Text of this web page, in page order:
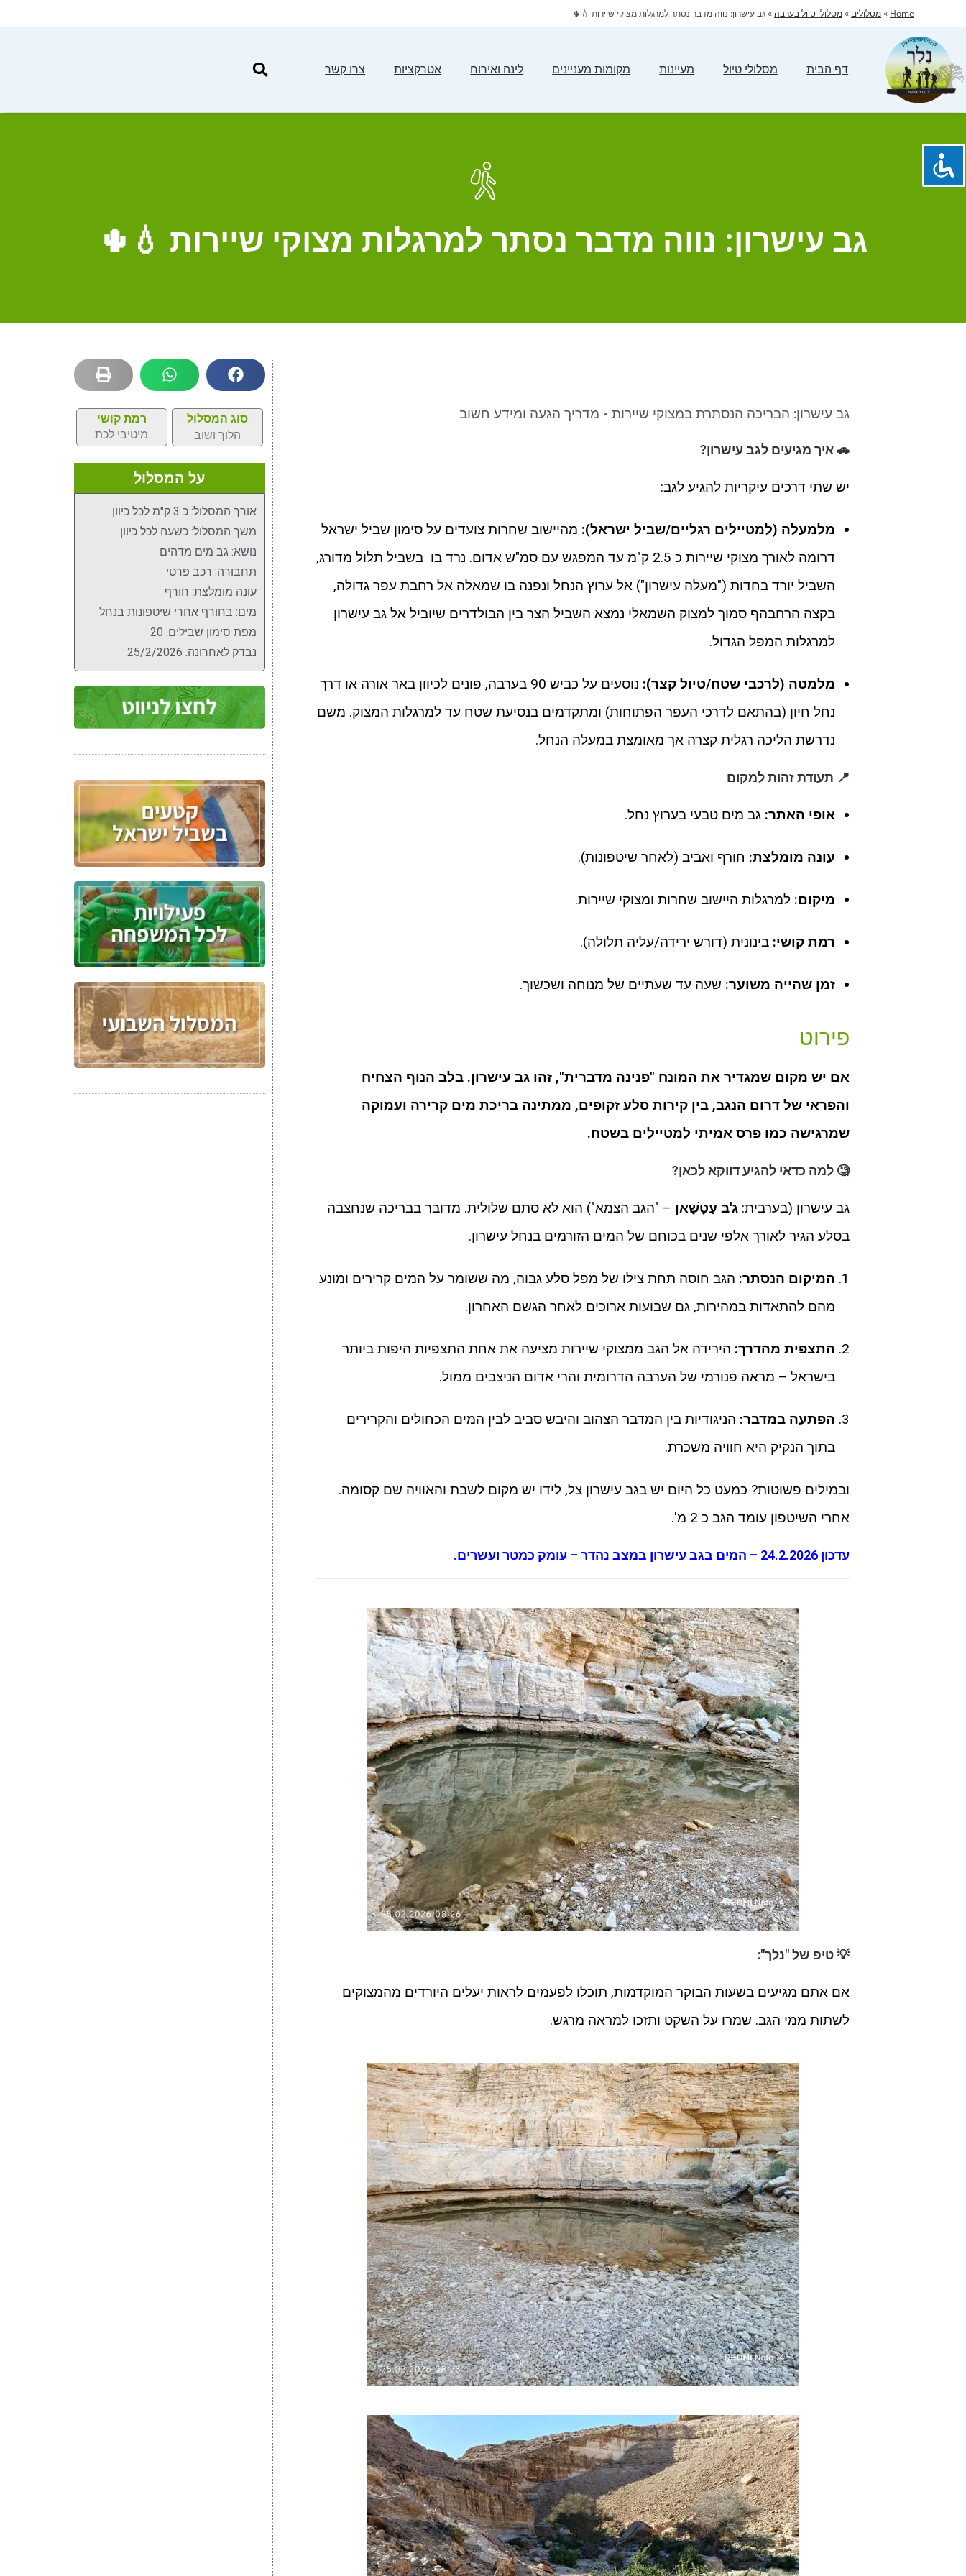
Home
»מסלולים »מסלולי טיול בערבה »גב עישרון: נווה מדבר נסתר למרגלות מצוקי שיירות 💧🌵
דף הבית מסלולי טיול מעיינות מקומות מעניינים לינה ואירוח אטרקציות צרו קשר
גב עישרון: נווה מדבר נסתר למרגלות מצוקי שיירות 💧🌵
גב עישרון: הבריכה הנסתרת במצוקי שיירות - מדריך הגעה ומידע חשוב
🚗 איך מגיעים לגב עישרון?
יש שתי דרכים עיקריות להגיע לגב:
מלמעלה (למטיילים רגליים/שביל ישראל): מהיישוב שחרות צועדים על סימון שביל ישראל
דרומה לאורך מצוקי שיירות כ 2.5 ק"מ עד המפגש עם סמ"ש אדום. נרד בו בשביל תלול מדורג,
השביל יורד בחדות ("מעלה עישרון") אל ערוץ הנחל ונפנה בו שמאלה אל רחבת עפר גדולה,
בקצה הרחבהף סמוך למצוק השמאלי נמצא השביל הצר בין הבולדרים שיוביל אל גב עישרון
למרגלות המפל הגדול.
מלמטה (לרכבי שטח/טיול קצר):
נוסעים על כביש 90 בערבה, פונים לכיוון באר אורה או דרך
נחל חיון (בהתאם לדרכי העפר הפתוחות) ומתקדמים בנסיעת שטח עד למרגלות המצוק. משם
נדרשת הליכה רגלית קצרה אך מאומצת במעלה הנחל.
📍 תעודת זהות למקום
אופי האתר: גב מים טבעי בערוץ נחל.
עונה מומלצת: חורף ואביב (לאחר שיטפונות).
מיקום: למרגלות היישוב שחרות ומצוקי שיירות.
רמת קושי: בינונית (דורש ירידה/עליה תלולה).
זמן שהייה משוער: שעה עד שעתיים של מנוחה ושכשוך.
פירוט
אם יש מקום שמגדיר את המונח "פנינה מדברית", זהו גב עישרון. בלב הנוף הצחיח
והפראי של דרום הנגב, בין קירות סלע זקופים, ממתינה בריכת מים קרירה ועמוקה
שמרגישה כמו פרס אמיתי למטיילים בשטח.
🧐 למה כדאי להגיע דווקא לכאן?
גב עישרון (בערבית: ג'בּ עַטָשָׁאן – "הגב הצמא") הוא לא סתם שלולית. מדובר בבריכה שנחצבה
בסלע הגיר לאורך אלפי שנים בכוחם של המים הזורמים בנחל עישרון.
המיקום הנסתר: הגב חוסה תחת צילו של מפל סלע גבוה, מה ששומר על המים קרירים ומונע
מהם להתאדות במהירות, גם שבועות ארוכים לאחר הגשם האחרון.
התצפית מהדרך: הירידה אל הגב ממצוקי שיירות מציעה את אחת התצפיות היפות ביותר
בישראל – מראה פנורמי של הערבה הדרומית והרי אדום הניצבים ממול.
הפתעה במדבר: הניגודיות בין המדבר הצהוב והיבש סביב לבין המים הכחולים והקרירים
בתוך הנקיק היא חוויה משכרת.
ובמילים פשוטות? כמעט כל היום יש בגב עישרון צל, לידו יש מקום לשבת והאוויה שם קסומה.
אחרי השיטפון עומד הגב כ 2 מ'.
עדכון 24.2.2026 – המים בגב עישרון במצב נהדר – עומק כמטר ועשרים.
💡 טיפ של "נלך":
אם אתם מגיעים בשעות הבוקר המוקדמות, תוכלו לפעמים לראות יעלים היורדים מהמצוקים
לשתות ממי הגב. שמרו על השקט ותזכו למראה מרגש.
סוג המסלול
הלוך ושוב
רמת קושי
מיטיבי לכת
על המסלול
אורך המסלול: כ 3 ק"מ לכל כיוון
משך המסלול: כשעה לכל כיוון
נושא: גב מים מדהים
תחבורה: רכב פרטי
עונה מומלצת: חורף
מים: בחורף אחרי שיטפונות בנחל
מפת סימון שבילים: 20
נבדק לאחרונה: 25/2/2026